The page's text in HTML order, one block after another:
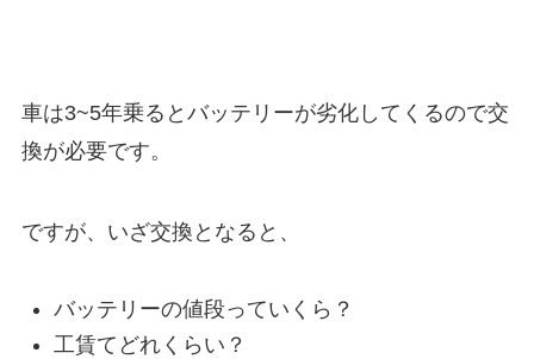
車は3~5年乗るとバッテリーが劣化してくるので交
換が必要です。
ですが、いざ交換となると、
バッテリーの値段っていくら？
工賃てどれくらい？